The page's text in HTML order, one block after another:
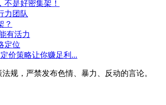
是好密集架！
力团队
？
有活力
定位
价策略让你赚足利...
规，严禁发布色情、暴力、反动的言论。